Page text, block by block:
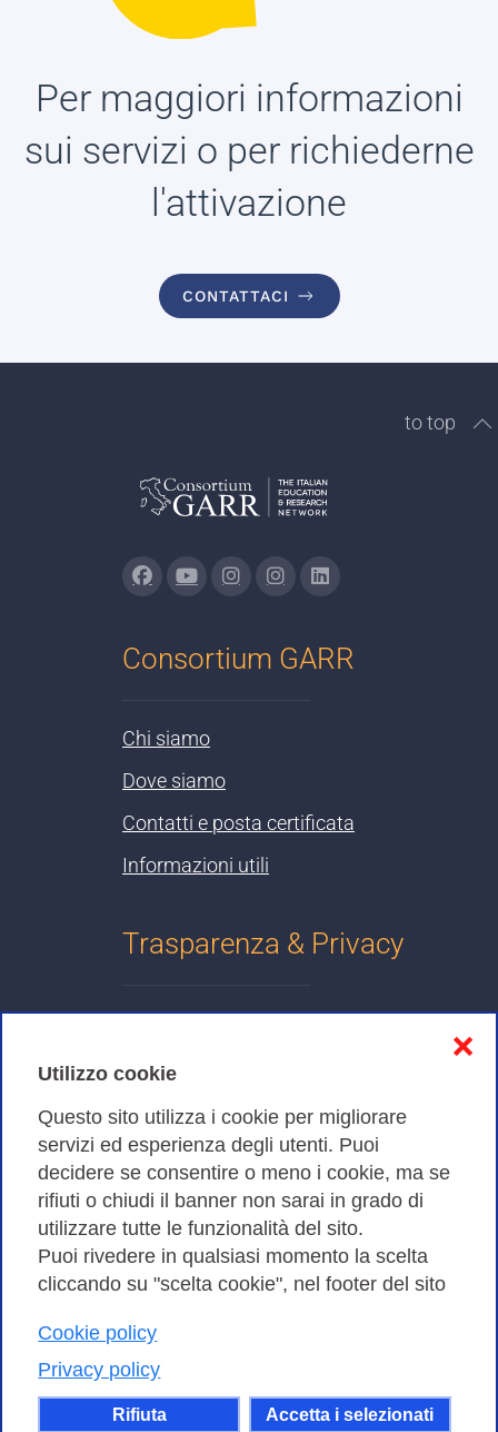
Utilizzo cookie
Questo sito utilizza i cookie per migliorare
servizi ed esperienza degli utenti. Puoi
decidere se consentire o meno i cookie, ma se
rifiuti o chiudi il banner non sarai in grado di
utilizzare tutte le funzionalità del sito.
Puoi rivedere in qualsiasi momento la scelta
cliccando su "scelta cookie", nel footer del sito
Cookie policy
Privacy policy
Rifiuta Accetta i selezionati
❌
Per maggiori informazioni
sui servizi o per richiederne
l'attivazione
CONTATTACI
to top
Consortium GARR
Chi siamo
Dove siamo
Contatti e posta certificata
Informazioni utili
Trasparenza & Privacy
Cookies Policy
Amministrazione trasparente
Bandi di Gara
Consortium GARR - Via dei Tizii, 6 - 00185 Roma | Tel.
| CF 97284570583 – PI 07577141000 | Codice
Destinatario 7EU9KEU |
Il contenuto di questo sito e' rilasciato, tranne dove
altrimenti indicato, secondo i termini della licenza